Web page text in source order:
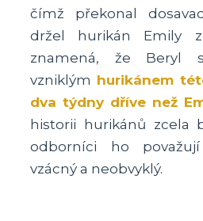
čímž překonal
držel hurikán Emily
znamená, že Beryl
vzniklým hurikánem
dva týdny dříve než
historii hurikánů zcela
odborníci ho
vzácný a neobvyklý.